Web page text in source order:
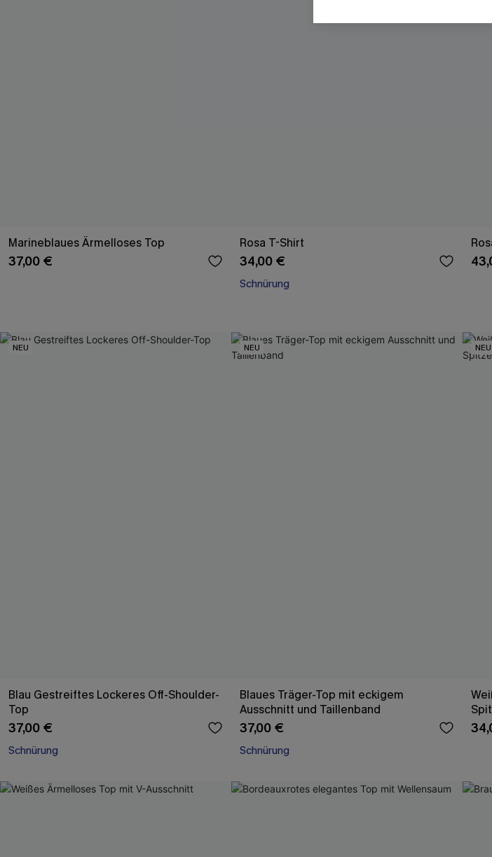
Marineblaues Ärmelloses Top
37,00 €
Rosa T-Shirt
34,00 €
Schnürung
NEU
Blau Gestreiftes Lockeres Off-Shoulder-
Top
37,00 €
Schnürung
NEU
Blaues Träger-Top mit eckigem
Ausschnitt und Taillenband
37,00 €
Schnürung
NEU